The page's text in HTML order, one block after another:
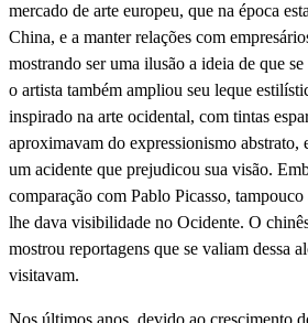
mercado de arte europeu, que na época
China, e a manter relações com
mostrando ser uma ilusão a ideia de que
o artista também ampliou seu leque
inspirado na arte ocidental, com tintas
aproximavam do expressionismo abstrato,
um acidente que prejudicou sua visão.
comparação com Pablo Picasso,
lhe dava visibilidade no Ocidente. O
mostrou reportagens que se valiam dessa
visitavam.
Nos últimos anos, devido ao crescimento